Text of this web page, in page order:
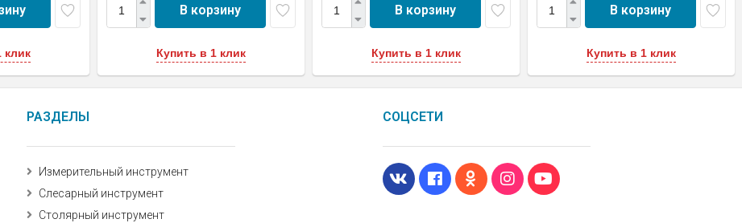
клик
В корзину
Купить в 1 клик
В корзину
Купить в 1 клик
В корзину
Купить в 1 клик
РАЗДЕЛЫ
Измерительный инструмент
Слесарный инструмент
Столярный инструмент
СОЦСЕТИ